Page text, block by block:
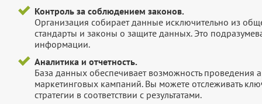
Контроль за соблюдением законов.
Организация собирает данные исключительно из
стандарты и законы о защите данных. Это
информации.
Аналитика и отчетность.
База данных обеспечивает возможность проведения
маркетинговых кампаний. Вы можете отслеживать
стратегии в соответствии с результатами.